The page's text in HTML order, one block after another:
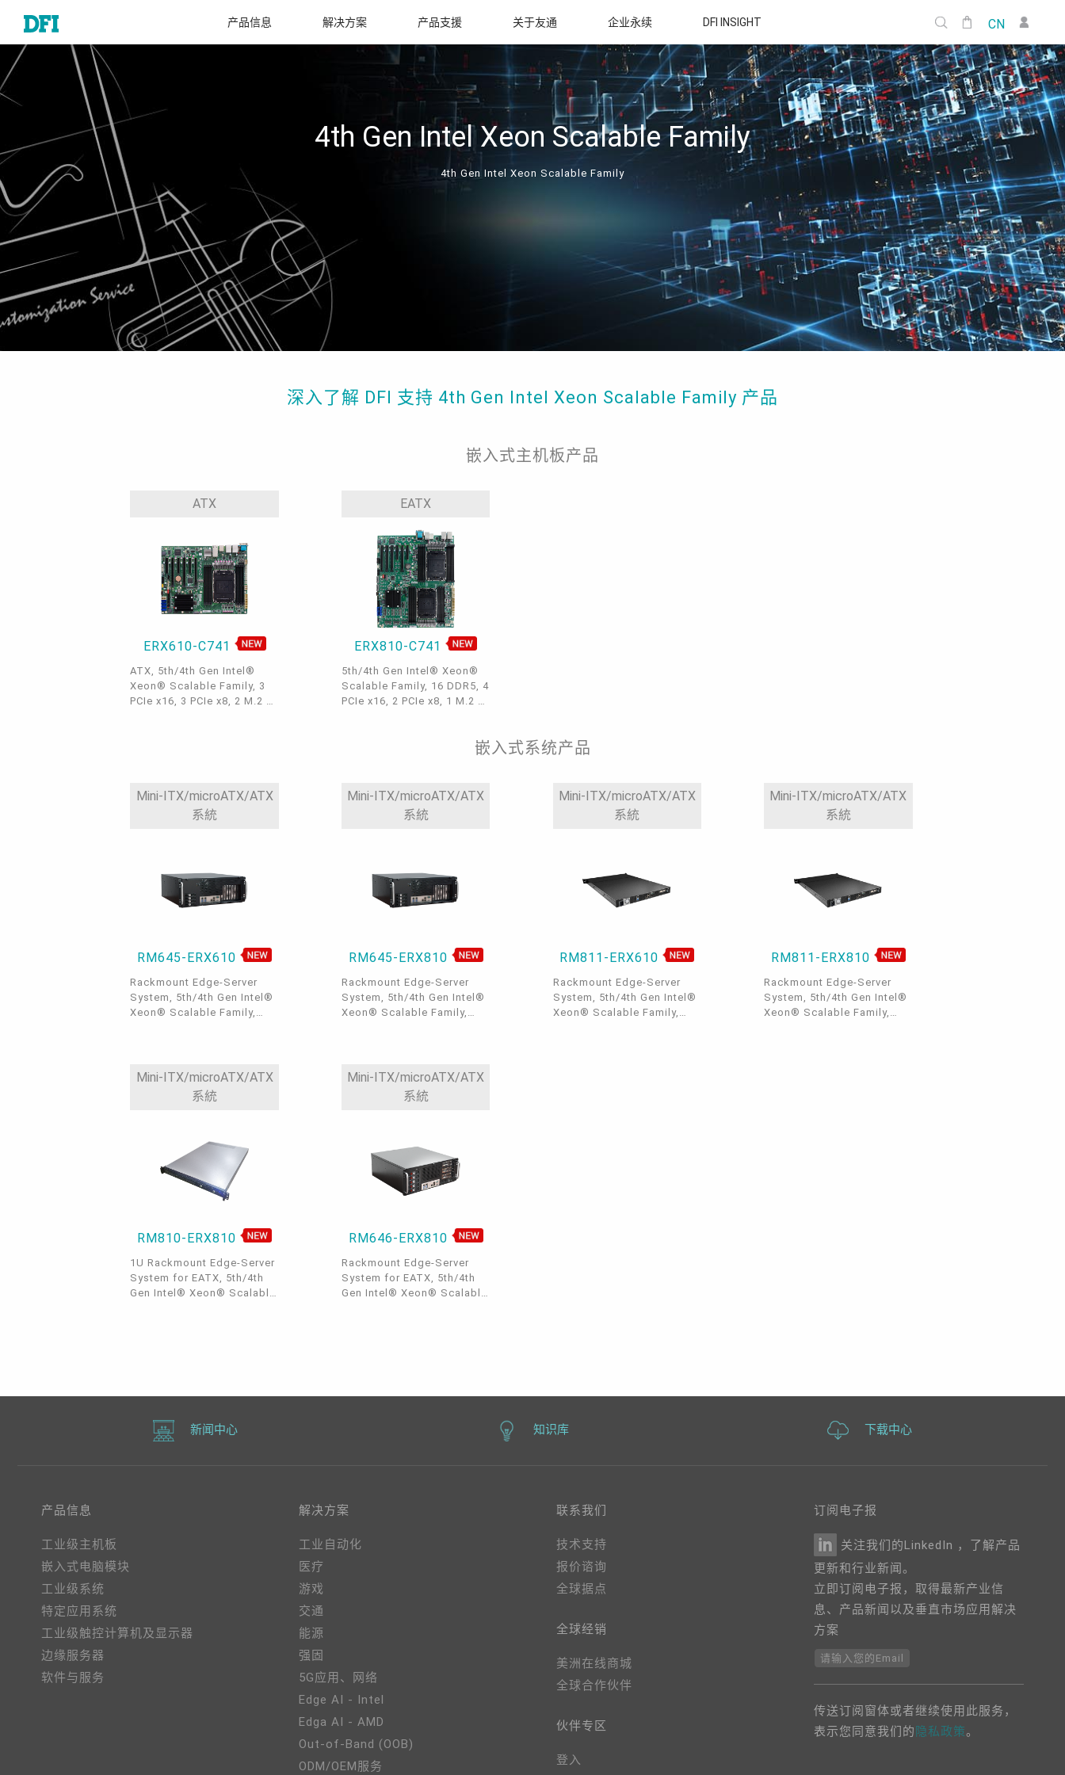
产品信息 解决方案 产品支援 关于友通 企业永续 DFI INSIGHT CN
4th Gen Intel Xeon Scalable Family
4th Gen Intel Xeon Scalable Family
深入了解 DFI 支持 4th Gen Intel Xeon Scalable Family 产品
嵌入式主机板产品
ATX
ERX610-C741
ATX, 5th/4th Gen Intel®
Xeon® Scalable Family, 3
PCIe x16, 3 PCIe x8, 2 M.2 M
OOB, DP, Intel® C741
EATX
ERX810-C741
5th/4th Gen Intel® Xeon®
Scalable Family, 16 DDR5, 4
PCIe x16, 2 PCIe x8, 1 M.2 M
USB 2.0, 1 Vertical USB 2.0,嵌入式系统产品
Mini-ITX/microATX/ATX
系統
RM645-ERX610
Rackmount Edge-Server
System, 5th/4th Gen Intel®
Xeon® Scalable Family,
IPMI LAN, 4 USB 3.2, 1 COM,
4 SATA 3.0, 0°C~40°C, IPMI,
Mini-ITX/microATX/ATX
系統
RM645-ERX810
Rackmount Edge-Server
System, 5th/4th Gen Intel®
Xeon® Scalable Family,
4 USB 3.2, 1 COM, 4 SATA
3.0, 0°C~40°C, IPMI, OOB
Mini-ITX/microATX/ATX
系統
RM811-ERX610
Rackmount Edge-Server
System, 5th/4th Gen Intel®
Xeon® Scalable Family,
Mini-ITX/microATX/ATX
系統
RM811-ERX810
Rackmount Edge-Server
System, 5th/4th Gen Intel®
Xeon® Scalable Family,
Mini-ITX/microATX/ATX
系統
RM810-ERX810
1U Rackmount Edge-Server
System for EATX, 5th/4th
Gen Intel® Xeon® Scalable
Mini-ITX/microATX/ATX
系統
RM646-ERX810
Rackmount Edge-Server
System for EATX, 5th/4th
Gen Intel® Xeon® Scalable
新闻中心 知识库 下载中心
产品信息
工业级主机板
嵌入式电脑模块
工业级系统
特定应用系统
工业级触控计算机及显示器
边缘服务器
软件与服务
解决方案
工业自动化
医疗
游戏
交通
能源
强固
5G应用、网络
Edge AI - Intel
Edga AI - AMD
Out-of-Band (OOB)
ODM/OEM服务
联系我们
技术支持
报价谘询
全球据点
全球经销
美洲在线商城
全球合作伙伴
伙伴专区
登入
订阅电子报
关注我们的LinkedIn ，了解产品
更新和行业新闻。
立即订阅电子报，取得最新产业信
息、产品新闻以及垂直市场应用解决
方案
请输入您的Email
传送订阅窗体或者继续使用此服务，
表示您同意我们的 隐私政策。